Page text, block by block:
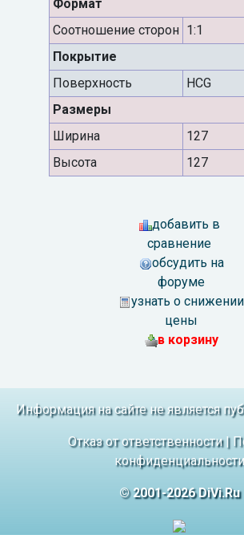
Формат
Cоотношение сторон 1:1
Покрытие
Поверхность
HCG
Размеры
Ширина
127
Высота
127
добавить в
сравнение
обсудить на
форуме
узнать о снижении
цены
в корзину
Информация на сайте не является
Отказ от ответственности|
конфиденциальности
© 2001-2026 DiVi.Ru